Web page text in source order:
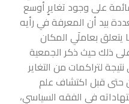
على وجود تغايرٍ أوسع
بيد أن المعرفة في رأيه
يتعلق بعاملَي المكان
ذلك حيث ذكر الجمعية
لتراكمات من التغاير
حتى قبل اكتشاف علم
في الفقه السياسي،